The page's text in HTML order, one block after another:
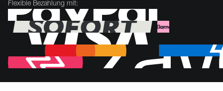
Flexible Bezahlung mit: